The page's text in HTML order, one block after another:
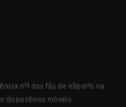
nº1 dos fãs de eSports na
dispositivos móveis.